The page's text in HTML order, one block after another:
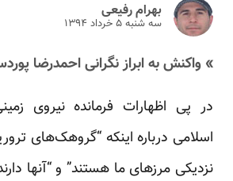
بهرام رفیعی
سه شنبه ۵ خرداد ۱۳۹۴
» واکنش به ابراز نگرانی احمدرضا
در پی اظهارات فرمانده نیروی
اسلامی درباره اینکه “گروهک‌های
نزدیکی مرزهای ما هستند” و “آنها